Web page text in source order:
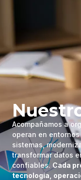
Acompañamos a
operan en
sistemas,
transformar datos
confiables. Cada
tecnología,